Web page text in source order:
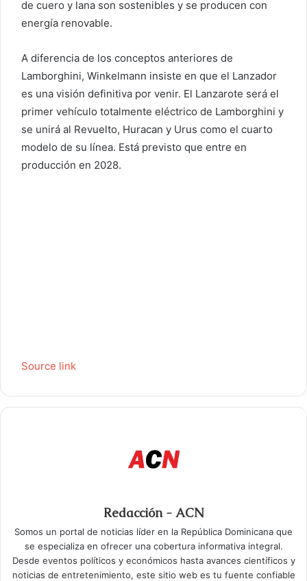
de cuero y lana son sostenibles y se producen con
energía renovable.
A diferencia de los conceptos anteriores de
Lamborghini, Winkelmann insiste en que el Lanzador
es una visión definitiva por venir. El Lanzarote será el
primer vehículo totalmente eléctrico de Lamborghini y
se unirá al Revuelto, Huracan y Urus como el cuarto
modelo de su línea. Está previsto que entre en
producción en 2028.
Source link
Redacción - ACN
Somos un portal de noticias líder en la República Dominicana que
se especializa en ofrecer una cobertura informativa integral.
Desde eventos políticos y económicos hasta avances científicos y
noticias de entretenimiento, este sitio web es tu fuente confiable